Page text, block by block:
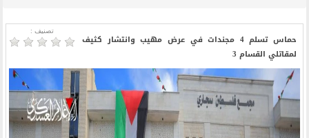
تصنیف :
حماس تسلم 4 مجندات في عرض مهيب وانتشار كثيف
لمقاتلي القسام 3